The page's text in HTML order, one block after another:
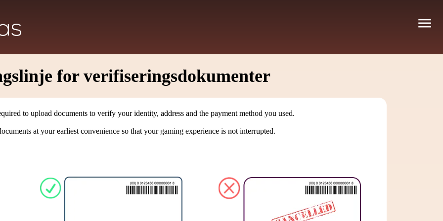
for verifiseringsdokumenter
to upload documents to verify your identity, address and the payment method you used.
at your earliest convenience so that your gaming experience is not interrupted.